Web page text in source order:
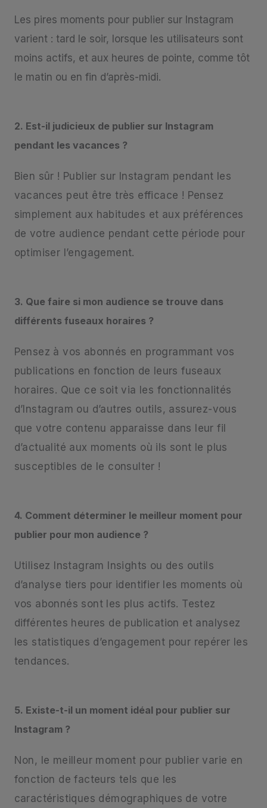
Les pires moments pour publier sur Instagram
varient : tard le soir, lorsque les utilisateurs sont
moins actifs, et aux heures de pointe, comme tôt
le matin ou en fin d’après-midi.
2. Est-il judicieux de publier sur Instagram
pendant les vacances ?
Bien sûr ! Publier sur Instagram pendant les
vacances peut être très efficace ! Pensez
simplement aux habitudes et aux préférences
de votre audience pendant cette période pour
optimiser l’engagement.
3. Que faire si mon audience se trouve dans
différents fuseaux horaires ?
Pensez à vos abonnés en programmant vos
publications en fonction de leurs fuseaux
horaires. Que ce soit via les fonctionnalités
d’Instagram ou d’autres outils, assurez-vous
que votre contenu apparaisse dans leur fil
d’actualité aux moments où ils sont le plus
susceptibles de le consulter !
4. Comment déterminer le meilleur moment pour
publier pour mon audience ?
Utilisez Instagram Insights ou des outils
d’analyse tiers pour identifier les moments où
vos abonnés sont les plus actifs. Testez
différentes heures de publication et analysez
les statistiques d’engagement pour repérer les
tendances.
5. Existe-t-il un moment idéal pour publier sur
Instagram ?
Non, le meilleur moment pour publier varie en
fonction de facteurs tels que les
caractéristiques démographiques de votre